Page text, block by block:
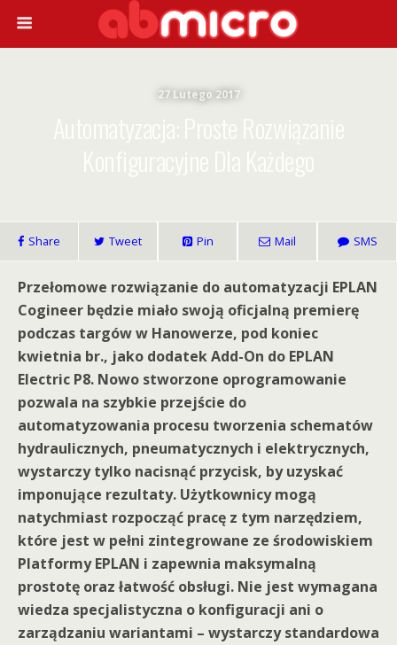
27 Lutego 2017
Share Tweet Pin Mail SMS
Przełomowe rozwiązanie do automatyzacji EPLAN
Cogineer będzie miało swoją oficjalną premierę
podczas targów w Hanowerze, pod koniec
kwietnia br., jako dodatek Add-On do EPLAN
Electric P8. Nowo stworzone oprogramowanie
pozwala na szybkie przejście do
automatyzowania procesu tworzenia schematów
hydraulicznych, pneumatycznych i elektrycznych,
wystarczy tylko nacisnąć przycisk, by uzyskać
imponujące rezultaty. Użytkownicy mogą
natychmiast rozpocząć pracę z tym narzędziem,
które jest w pełni zintegrowane ze środowiskiem
Platformy EPLAN i zapewnia maksymalną
prostotę oraz łatwość obsługi. Nie jest wymagana
wiedza specjalistyczna o konfiguracji ani o
zarządzaniu wariantami – wystarczy standardowa